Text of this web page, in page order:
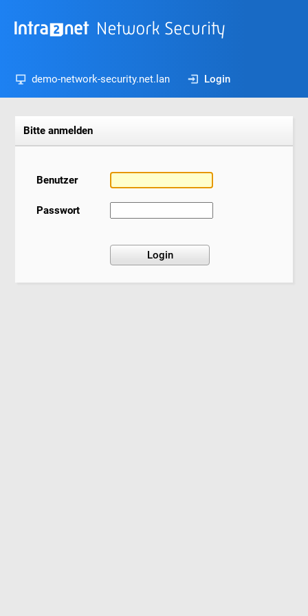
demo-network-security.net.lan Login
Bitte anmelden
Benutzer
Passwort